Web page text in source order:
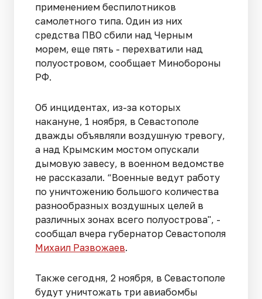
применением беспилотников
самолетного типа. Один из них
средства ПВО сбили над Черным
морем, еще пять - перехватили над
полуостровом, сообщает Минобороны
РФ.
Об инцидентах, из-за которых
накануне, 1 ноября, в Севастополе
дважды объявляли воздушную тревогу,
а над Крымским мостом опускали
дымовую завесу, в военном ведомстве
не рассказали. “Военные ведут работу
по уничтожению большого количества
разнообразных воздушных целей в
различных зонах всего полуострова", -
сообщал вчера губернатор Севастополя
Михаил Развожаев.
Также сегодня, 2 ноября, в Севастополе
будут уничтожать три авиабомбы